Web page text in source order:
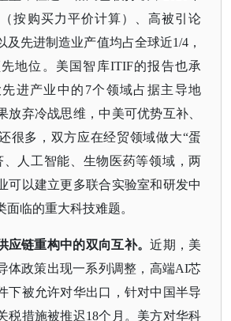
按购买力平价计算）、高被引论
及先进制造业产值均占全球近1/4，
地位。美国智库ITIF的报告也承
进产业中的7个领域占据主导地
放弃冷战思维，中美可优势互补、
很多，双方应在经贸领域做大“蛋
、人工智能、生物医药等领域，两
可以建立更多联合实验室和研发中
临的重大科技难题。
应链重构中的双向互补。近期，美
体政策出现一系列调整，高端AI芯
下被允许对华出口，针对中国半导
税措施被推迟18个月。美方对华科